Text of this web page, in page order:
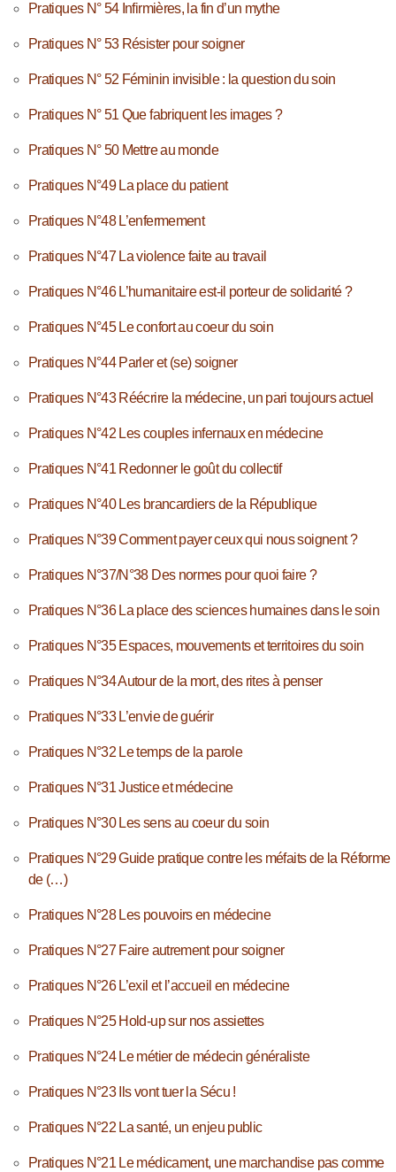
Pratiques N° 54 Infirmières, la fin d’un mythe
Pratiques N° 53 Résister pour soigner
Pratiques N° 52 Féminin invisible : la question du soin
Pratiques N° 51 Que fabriquent les images ?
Pratiques N° 50 Mettre au monde
Pratiques N°49 La place du patient
Pratiques N°48 L’enfermement
Pratiques N°47 La violence faite au travail
Pratiques N°46 L’humanitaire est-il porteur de solidarité ?
Pratiques N°45 Le confort au coeur du soin
Pratiques N°44 Parler et (se) soigner
Pratiques N°43 Réécrire la médecine, un pari toujours actuel
Pratiques N°42 Les couples infernaux en médecine
Pratiques N°41 Redonner le goût du collectif
Pratiques N°40 Les brancardiers de la République
Pratiques N°39 Comment payer ceux qui nous soignent ?
Pratiques N°37/N°38 Des normes pour quoi faire ?
Pratiques N°36 La place des sciences humaines dans le soin
Pratiques N°35 Espaces, mouvements et territoires du soin
Pratiques N°34 Autour de la mort, des rites à penser
Pratiques N°33 L’envie de guérir
Pratiques N°32 Le temps de la parole
Pratiques N°31 Justice et médecine
Pratiques N°30 Les sens au coeur du soin
Pratiques N°29 Guide pratique contre les méfaits de la Réforme
de (…)
Pratiques N°28 Les pouvoirs en médecine
Pratiques N°27 Faire autrement pour soigner
Pratiques N°26 L’exil et l’accueil en médecine
Pratiques N°25 Hold-up sur nos assiettes
Pratiques N°24 Le métier de médecin généraliste
Pratiques N°23 Ils vont tuer la Sécu !
Pratiques N°22 La santé, un enjeu public
Pratiques N°21 Le médicament, une marchandise pas comme